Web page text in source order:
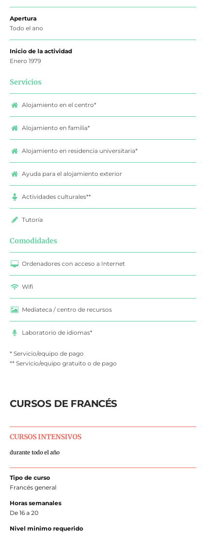
Apertura
Todo el ano
Inicio de la actividad
Enero 1979
Servicios
Alojamiento en el centro*
Alojamiento en familia*
Alojamiento en residencia universitaria*
Ayuda para el alojamiento exterior
Actividades culturales**
Tutoría
Comodidades
Ordenadores con acceso a Internet
Wifi
Mediateca / centro de recursos
Laboratorio de idiomas*
* Servicio/equipo de pago
** Servicio/equipo gratuito o de pago
CURSOS DE FRANCÉS
CURSOS INTENSIVOS
durante todo el año
Tipo de curso
Francés general
Horas semanales
De 16 a 20
Nivel minimo requerido